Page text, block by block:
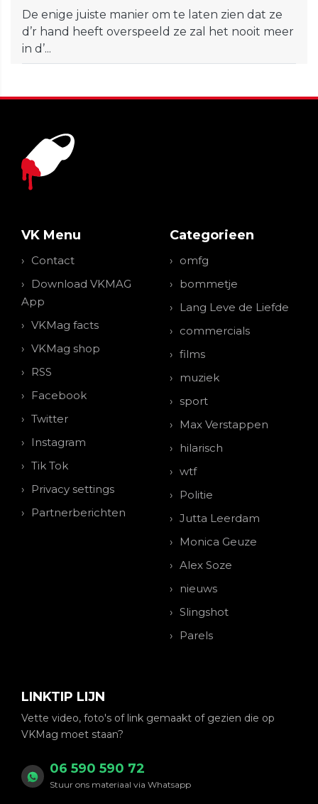
De enige juiste manier om te laten zien dat ze
d’r hand heeft overspeeld ze zal het nooit meer
in d’...
VK Menu
Contact
Download VKMAG
App
VKMag facts
VKMag shop
RSS
Facebook
Twitter
Instagram
Tik Tok
Privacy settings
Partnerberichten
Categorieen
omfg
bommetje
Lang Leve de Liefde
commercials
films
muziek
sport
Max Verstappen
hilarisch
wtf
Politie
Jutta Leerdam
Monica Geuze
Alex Soze
nieuws
Slingshot
Parels
LINKTIP LIJN
Vette video, foto's of link gemaakt of gezien die op
VKMag moet staan?
06 590 590 72
Stuur ons materiaal via Whatsapp